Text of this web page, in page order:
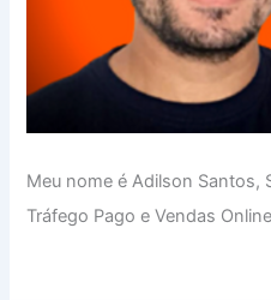
Meu nome é Adilson Santos,
Tráfego Pago e Vendas Online